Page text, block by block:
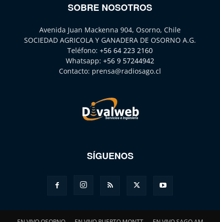
SOBRE NOSOTROS
Avenida Juan Mackenna 904, Osorno, Chile
SOCIEDAD AGRICOLA Y GANADERA DE OSORNO A.G.
Teléfono: +56 64 223 2160
Whatsapp: +56 9 57244942
Contacto: prensa@radiosago.cl
SÍGUENOS